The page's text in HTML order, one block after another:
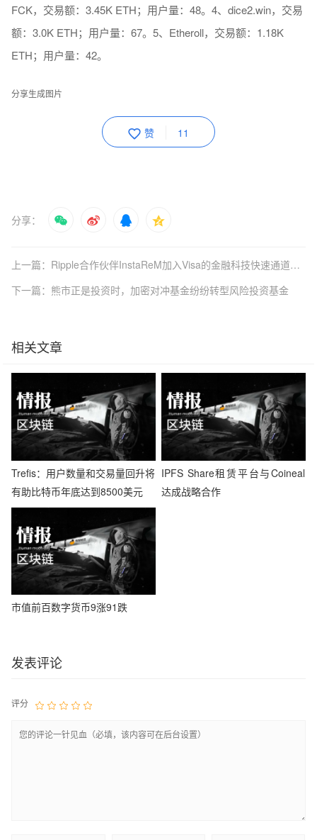
FCK，交易额：3.45K ETH；用户量：48。4、dice2.win，交易
额：3.0K ETH；用户量：67。5、Etheroll，交易额：1.18K
ETH；用户量：42。
分享生成图片
赞 11
分享：
上一篇：Ripple合作伙伴InstaReM加入Visa的金融科技快速通道计划
下一篇：熊市正是投资时，加密对冲基金纷纷转型风险投资基金
相关文章
Trefis：用户数量和交易量回升将
有助比特币年底达到8500美元
IPFS Share租赁平台与Coineal
达成战略合作
市值前百数字货币9涨91跌
发表评论
评分